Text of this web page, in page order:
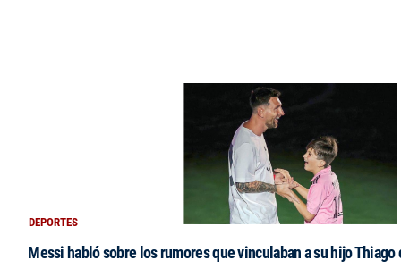
DEPORTES
Messi habló sobre los rumores que vinculaban a su hijo Thiago